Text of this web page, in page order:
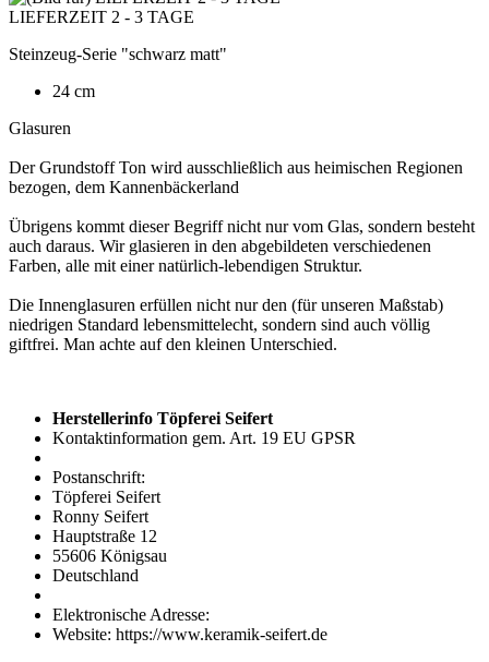
LIEFERZEIT 2 - 3 TAGE
Steinzeug-Serie "schwarz matt"
24 cm
Glasuren
Der Grundstoff Ton wird ausschließlich aus heimischen Regionen
bezogen, dem Kannenbäckerland
Übrigens kommt dieser Begriff nicht nur vom Glas, sondern besteht
auch daraus. Wir glasieren in den abgebildeten verschiedenen
Farben, alle mit einer natürlich-lebendigen Struktur.
Die Innenglasuren erfüllen nicht nur den (für unseren Maßstab)
niedrigen Standard lebensmittelecht, sondern sind auch völlig
giftfrei. Man achte auf den kleinen Unterschied.
Herstellerinfo Töpferei Seifert
Kontaktinformation gem. Art. 19 EU GPSR
Postanschrift:
Töpferei Seifert
Ronny Seifert
Hauptstraße 12
55606 Königsau
Deutschland
Elektronische Adresse:
Website: https://www.keramik-seifert.de